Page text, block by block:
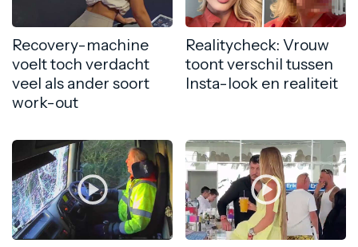
Recovery-machine
voelt toch verdacht
veel als ander soort
work-out
Realitycheck: Vrouw
toont verschil tussen
Insta-look en realiteit